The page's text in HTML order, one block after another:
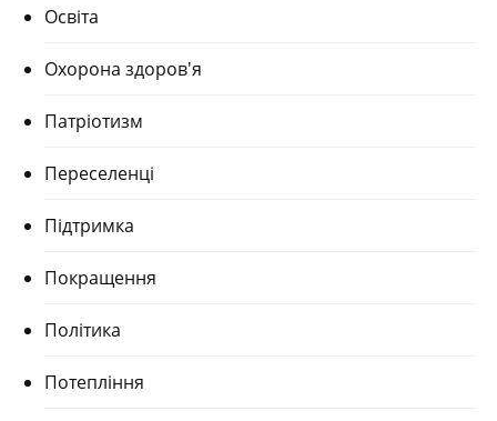
Освіта
Охорона здоров'я
Патріотизм
Переселенці
Підтримка
Покращення
Політика
Потепління